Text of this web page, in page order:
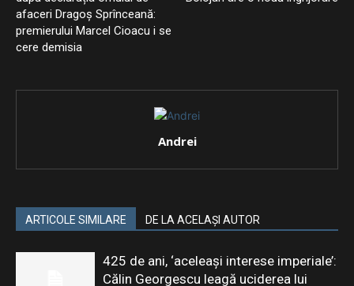
afaceri Dragoș Sprînceană:
premierului Marcel Cioacu i se
cere demisia
Andrei
ARTICOLE SIMILARE DE LA ACELAȘI AUTOR
425 de ani, ‘aceleași interese imperiale’:
Călin Georgescu leagă uciderea lui